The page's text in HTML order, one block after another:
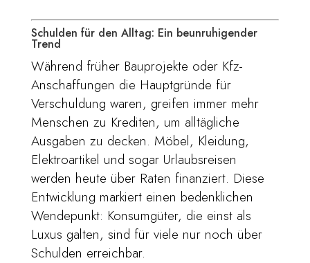
Schulden für den Alltag: Ein beunruhigender
Trend
Während früher Bauprojekte oder Kfz-
Anschaffungen die Hauptgründe für
Verschuldung waren, greifen immer mehr
Menschen zu Krediten, um alltägliche
Ausgaben zu decken. Möbel, Kleidung,
Elektroartikel und sogar Urlaubsreisen
werden heute über Raten finanziert. Diese
Entwicklung markiert einen bedenklichen
Wendepunkt: Konsumgüter, die einst als
Luxus galten, sind für viele nur noch über
Schulden erreichbar.